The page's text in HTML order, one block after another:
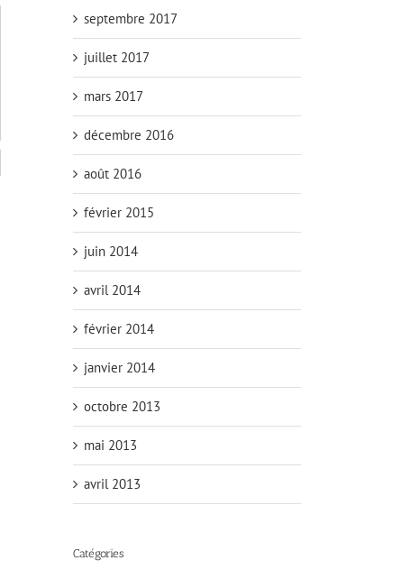
septembre 2017
juillet 2017
mars 2017
décembre 2016
août 2016
février 2015
juin 2014
avril 2014
février 2014
janvier 2014
octobre 2013
mai 2013
avril 2013
Catégories